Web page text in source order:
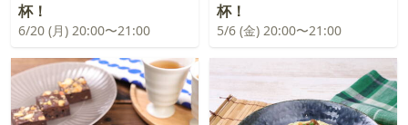
杯！
6/20 (月) 20:00〜21:00
杯！
5/6 (金) 20:00〜21:00